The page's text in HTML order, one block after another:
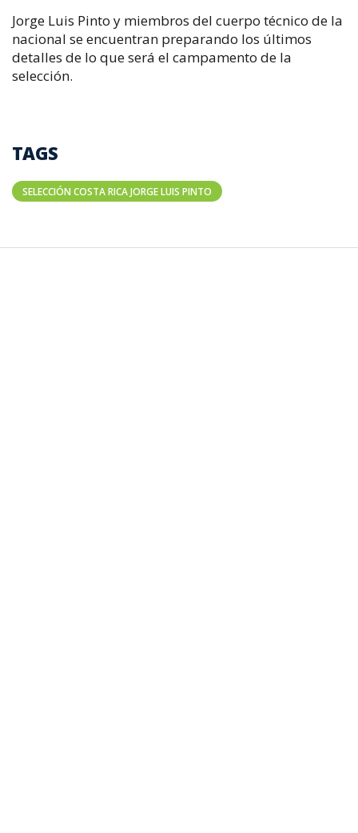
Jorge Luis Pinto y miembros del cuerpo técnico de la
nacional se encuentran preparando los últimos
detalles de lo que será el campamento de la
selección.
TAGS
SELECCIÓN COSTA RICA JORGE LUIS PINTO